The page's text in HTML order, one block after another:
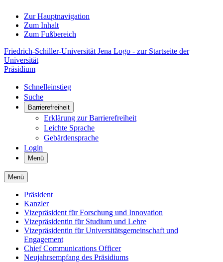
Zur Hauptnavigation
Zum Inhalt
Zum Fußbereich
Friedrich-Schiller-Universität Jena Logo - zur Startseite der
Universität
Präsidium
Schnelleinstieg
Suche
Barrierefreiheit
Erklärung zur Barrierefreiheit
Leichte Sprache
Gebärdensprache
Login
Menü
Menü
Präsident
Kanzler
Vizepräsident für Forschung und Innovation
Vizepräsidentin für Studium und Lehre
Vizepräsidentin für Universitätsgemeinschaft und
Engagement
Chief Communications Officer
Neujahrsempfang des Präsidiums